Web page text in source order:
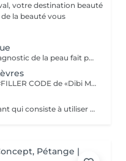
votre destination beauté
la beauté vous
Appareil qui améliore la base du diagnostic de la peau fait par l'esthéticienne, l'analyse est très détaillée. Il y a 8 résultats, notamment sur la couleur de la peau, la brillance, l'équilibre hydrique et huileux, l'inflammation, les ridules, la sensibilité, les tâches de couleur et le blocage des pores. Le rapport vous est envoyé et archivé dans le système membre, ce qui permet de voir l'évolution de l'état de votre peau au fur et à mesure de vos différents traitements. Une liste détaillée des produits cosmétiques liés à vos problématiques de peau vous sera remise.
Traitement des yeux et des lèvres #FILLER CODE de «Dibi Milano» cible les signes de fatigue et de vieillissement du contour des yeux et des lèvres. Action protectrice et revitalisante, grâce au Coenzyme Q10, décongestionnante et drainante grâce à la Caféine et un complexe Peptidique. Le contour des yeux est hydraté, lissé, revitalisé, les cernes sont réduites et les poches dégonflées. POUR TOUTES LES PEAUX DE TOUT ÂGE
Le dermaplaning est un soin exfoliant qui consiste à utiliser une lame stérile 'semblable à un scalpel) pour raser délicatement la surface de la peau. Cette technique permet d'éliminer les cellules mortes et le duvet facial (le villosité) ce qui rend la peau plus lisse, plus lumineuse et plus réceptive aux soins. TOUS TYPES DE PEAU SAUF ACNE ACTIVE OU IRRITATIONS CUTANÉES